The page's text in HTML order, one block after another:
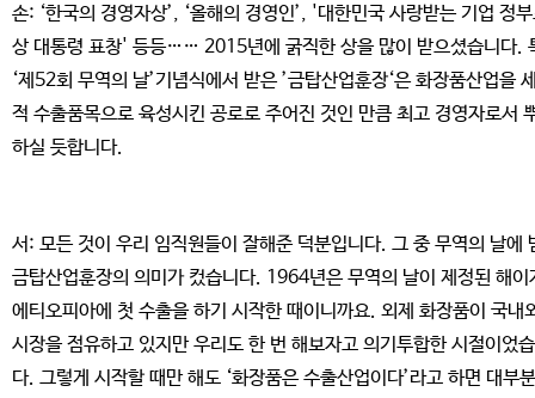
손: ‘한국의 경영자상’, ‘올해의 경영인’, '대한민국 사랑받는 기업 정
상 대통령 표창' 등등…… 2015년에 굵직한 상을 많이 받으셨습니다.
‘제52회 무역의 날’기념식에서 받은 ’금탑산업훈장‘은 화장품산업을
적 수출품목으로 육성시킨 공로로 주어진 것인 만큼 최고 경영자로서
하실 듯합니다.
서: 모든 것이 우리 임직원들이 잘해준 덕분입니다. 그 중 무역의 날에
금탑산업훈장의 의미가 컸습니다. 1964년은 무역의 날이 제정된 해이
에티오피아에 첫 수출을 하기 시작한 때이니까요. 외제 화장품이 국내
시장을 점유하고 있지만 우리도 한 번 해보자고 의기투합한 시절이었
다. 그렇게 시작할 때만 해도 ‘화장품은 수출산업이다’라고 하면 대부